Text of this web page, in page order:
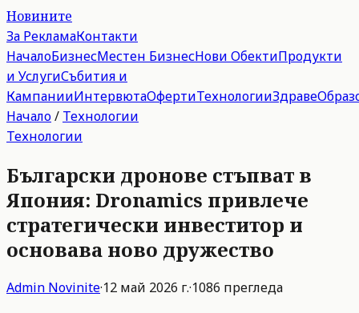
Новините
За РекламаКонтакти
НачалоБизнесМестен БизнесНови ОбектиПродукти
и УслугиСъбития и
КампанииИнтервютаОфертиТехнологииЗдраве
Начало/ Технологии
Технологии
Български дронове стъпват в
Япония: Dronamics привлече
стратегически инвеститор и
основава ново дружество
Admin Novinite·12 май 2026 г.·1086 прегледа